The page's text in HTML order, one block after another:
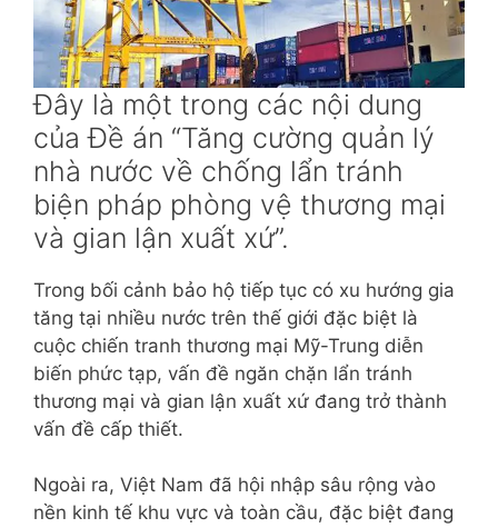
Đây là một trong các nội dung
của Đề án “Tăng cường quản lý
nhà nước về chống lẩn tránh
biện pháp phòng vệ thương mại
và gian lận xuất xứ”.
Trong bối cảnh bảo hộ tiếp tục có xu hướng gia
tăng tại nhiều nước trên thế giới đặc biệt là
cuộc chiến tranh thương mại Mỹ-Trung diễn
biến phức tạp, vấn đề ngăn chặn lẩn tránh
thương mại và gian lận xuất xứ đang trở thành
vấn đề cấp thiết.
Ngoài ra, Việt Nam đã hội nhập sâu rộng vào
nền kinh tế khu vực và toàn cầu, đặc biệt đang